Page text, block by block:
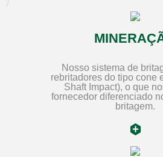
Nosso sistema de
rebritadores do tipo cone
Shaft Impact), o que
fornecedor diferenciado
britagem.